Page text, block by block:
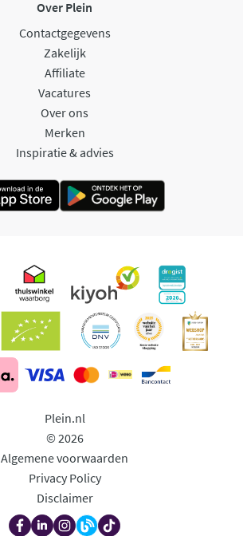
Over Plein
Contactgegevens
Zakelijk
Affiliate
Vacatures
Over ons
Merken
Inspiratie & advies
Plein.nl
© 2026
Algemene voorwaarden
Privacy Policy
Disclaimer